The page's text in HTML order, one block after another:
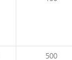
500